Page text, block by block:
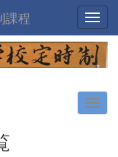
課程